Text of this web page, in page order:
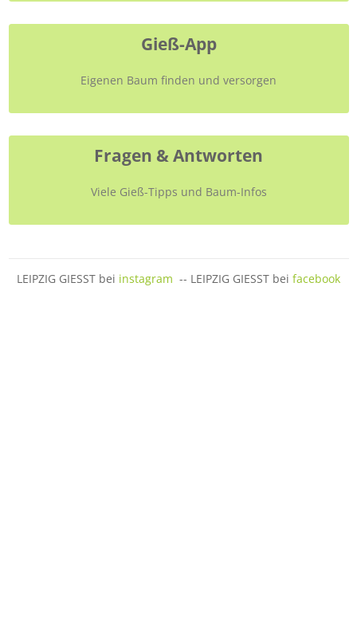
Gieß-App
Eigenen Baum finden und versorgen
Fragen & Antworten
Viele Gieß-Tipps und Baum-Infos
LEIPZIG GIESST bei instagram -- LEIPZIG GIESST bei facebook